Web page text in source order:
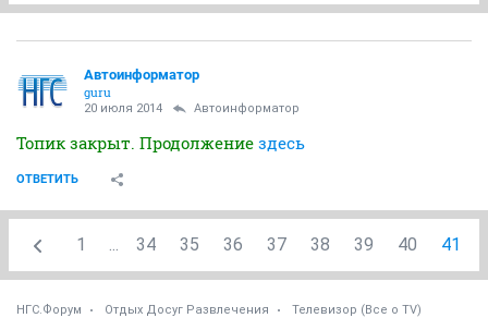
Автоинформатор
guru
20 июля 2014 Автоинформатор
Топик закрыт. Продолжение здесь
ОТВЕТИТЬ
1 ... 34 35 36 37 38 39 40 41
НГС.Форум Отдых Досуг Развлечения Телевизор (Все о TV)